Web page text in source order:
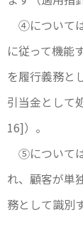
④について
に従って機能
を履行義務と
引当金として
16]）。
⑤について
れ、顧客が単
務として識別